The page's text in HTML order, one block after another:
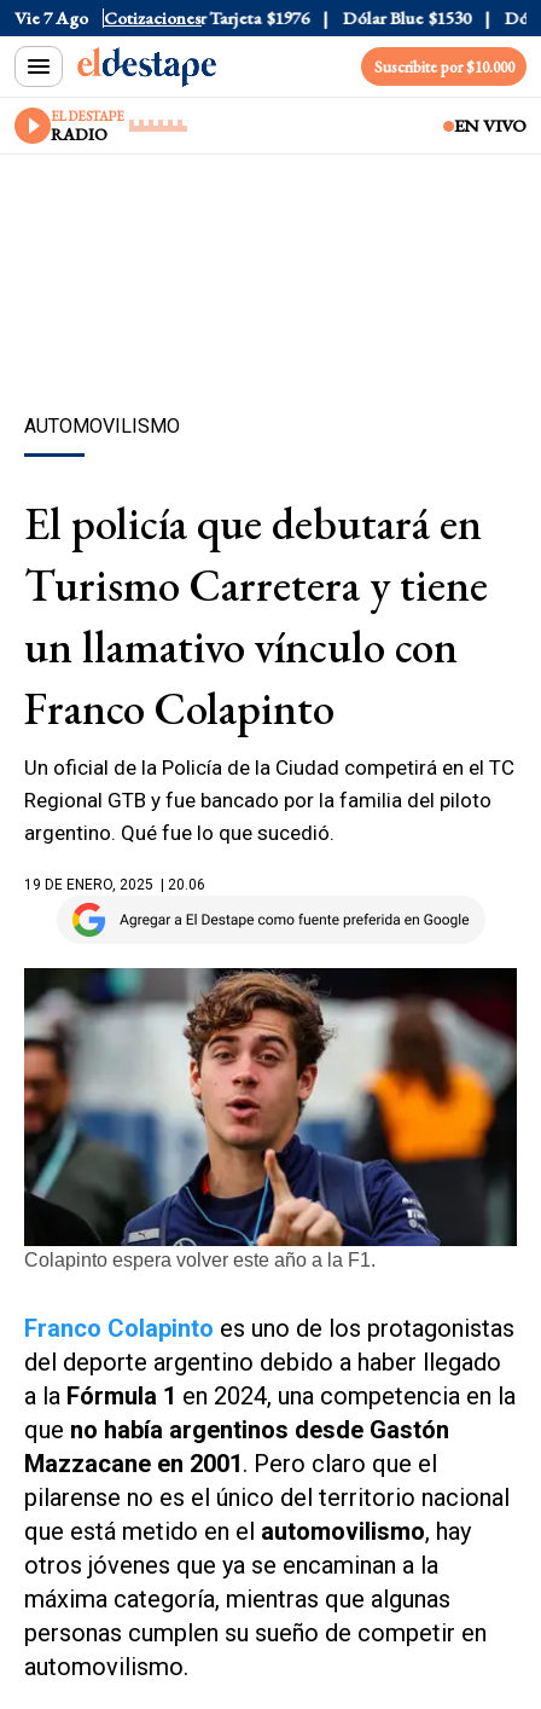
Vie 7 Ago Cotizaciones
$1520 Dólar Tarjeta $1976 Dólar Blue $1530 Dólar
Suscribite por $10.000
EL DESTAPE
RADIO EN VIVO
AUTOMOVILISMO
El policía que debutará en
Turismo Carretera y tiene
un llamativo vínculo con
Franco Colapinto
Un oficial de la Policía de la Ciudad competirá en el TC
Regional GTB y fue bancado por la familia del piloto
argentino. Qué fue lo que sucedió.
19 DE ENERO, 2025 | 20.06
Colapinto espera volver este año a la F1.
Franco Colapinto es uno de los protagonistas
del deporte argentino debido a haber llegado
a la Fórmula 1 en 2024, una competencia en la
que no había argentinos desde Gastón
Mazzacane en 2001. Pero claro que el
pilarense no es el único del territorio nacional
que está metido en el automovilismo, hay
otros jóvenes que ya se encaminan a la
máxima categoría, mientras que algunas
personas cumplen su sueño de competir en
automovilismo.